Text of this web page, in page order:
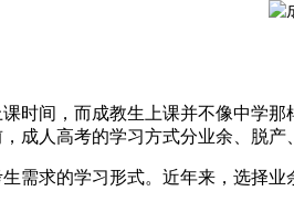
时间，而成教生上课并不像中学
成人高考的学习方式分业余、脱产
需求的学习形式。近年来，选择